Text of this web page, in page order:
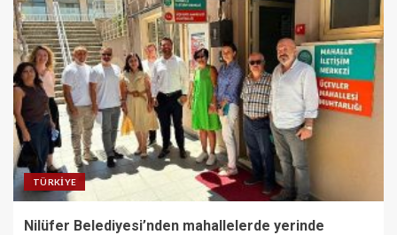
TÜRKIYE
Nilüfer Belediyesi’nden mahallelerde yerinde